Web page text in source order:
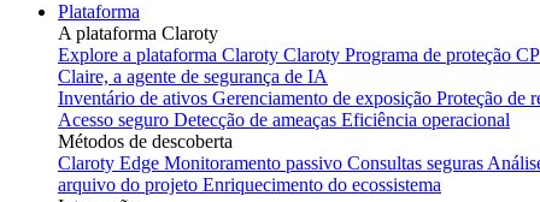
Plataforma
A plataforma Claroty
Explore a plataforma Claroty Claroty Programa de proteção
Claire, a agente de segurança de IA
Inventário de ativos Gerenciamento de exposição Proteção de
Acesso seguro Detecção de ameaças Eficiência operacional
Métodos de descoberta
Claroty Edge Monitoramento passivo Consultas seguras
arquivo do projeto Enriquecimento do ecossistema